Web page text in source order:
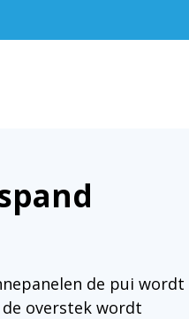
de pui wordt
overstek wordt